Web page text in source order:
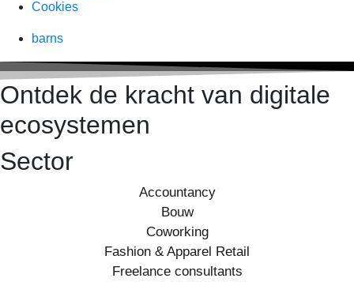
Cookies
barns
Ontdek de kracht van digitale
ecosystemen
Sector
Accountancy
Bouw
Coworking
Fashion & Apparel Retail
Freelance consultants